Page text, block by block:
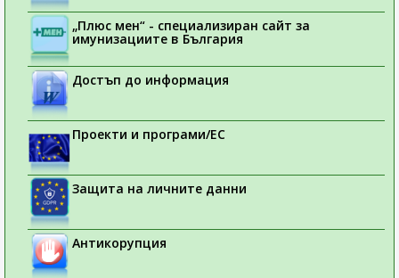
„Плюс мен“ - специализиран сайт за
имунизациите в България
Достъп до информация
Проекти и програми/ЕС
Защита на личните данни
Антикорупция